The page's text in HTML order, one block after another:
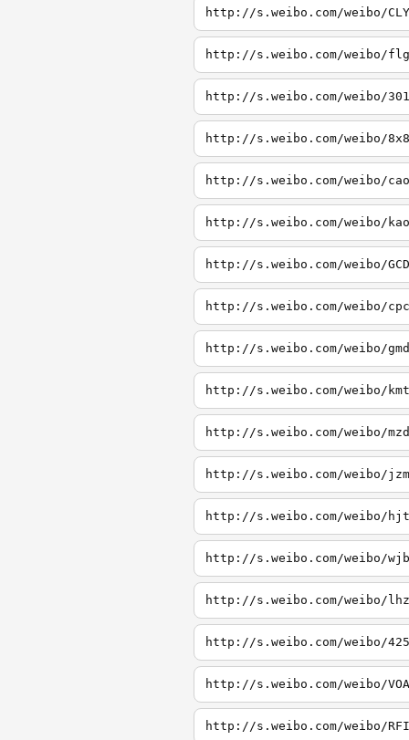
http://s.weibo.com/weibo/CLY
http://s.weibo.com/weibo/flg
http://s.weibo.com/weibo/301
http://s.weibo.com/weibo/8x8
http://s.weibo.com/weibo/cao
http://s.weibo.com/weibo/kao
http://s.weibo.com/weibo/GCD
http://s.weibo.com/weibo/cpc
http://s.weibo.com/weibo/gmd
http://s.weibo.com/weibo/kmt
http://s.weibo.com/weibo/mzd
http://s.weibo.com/weibo/jzm
http://s.weibo.com/weibo/hjt
http://s.weibo.com/weibo/wjb
http://s.weibo.com/weibo/lhz
http://s.weibo.com/weibo/425
http://s.weibo.com/weibo/VOA
http://s.weibo.com/weibo/RFI